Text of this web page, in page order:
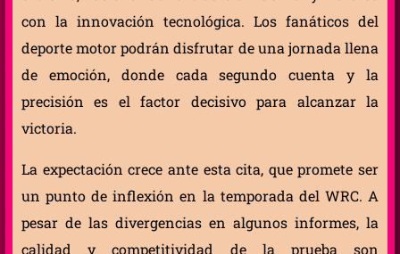
con la innovación tecnológica. Los fanáticos del
deporte motor podrán disfrutar de una jornada llena
de emoción, donde cada segundo cuenta y la
precisión es el factor decisivo para alcanzar la
victoria.
La expectación crece ante esta cita, que promete ser
un punto de inflexión en la temporada del WRC. A
pesar de las divergencias en algunos informes, la
calidad y competitividad de la prueba son